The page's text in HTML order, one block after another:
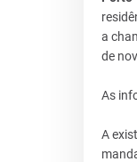
a
de
As
A